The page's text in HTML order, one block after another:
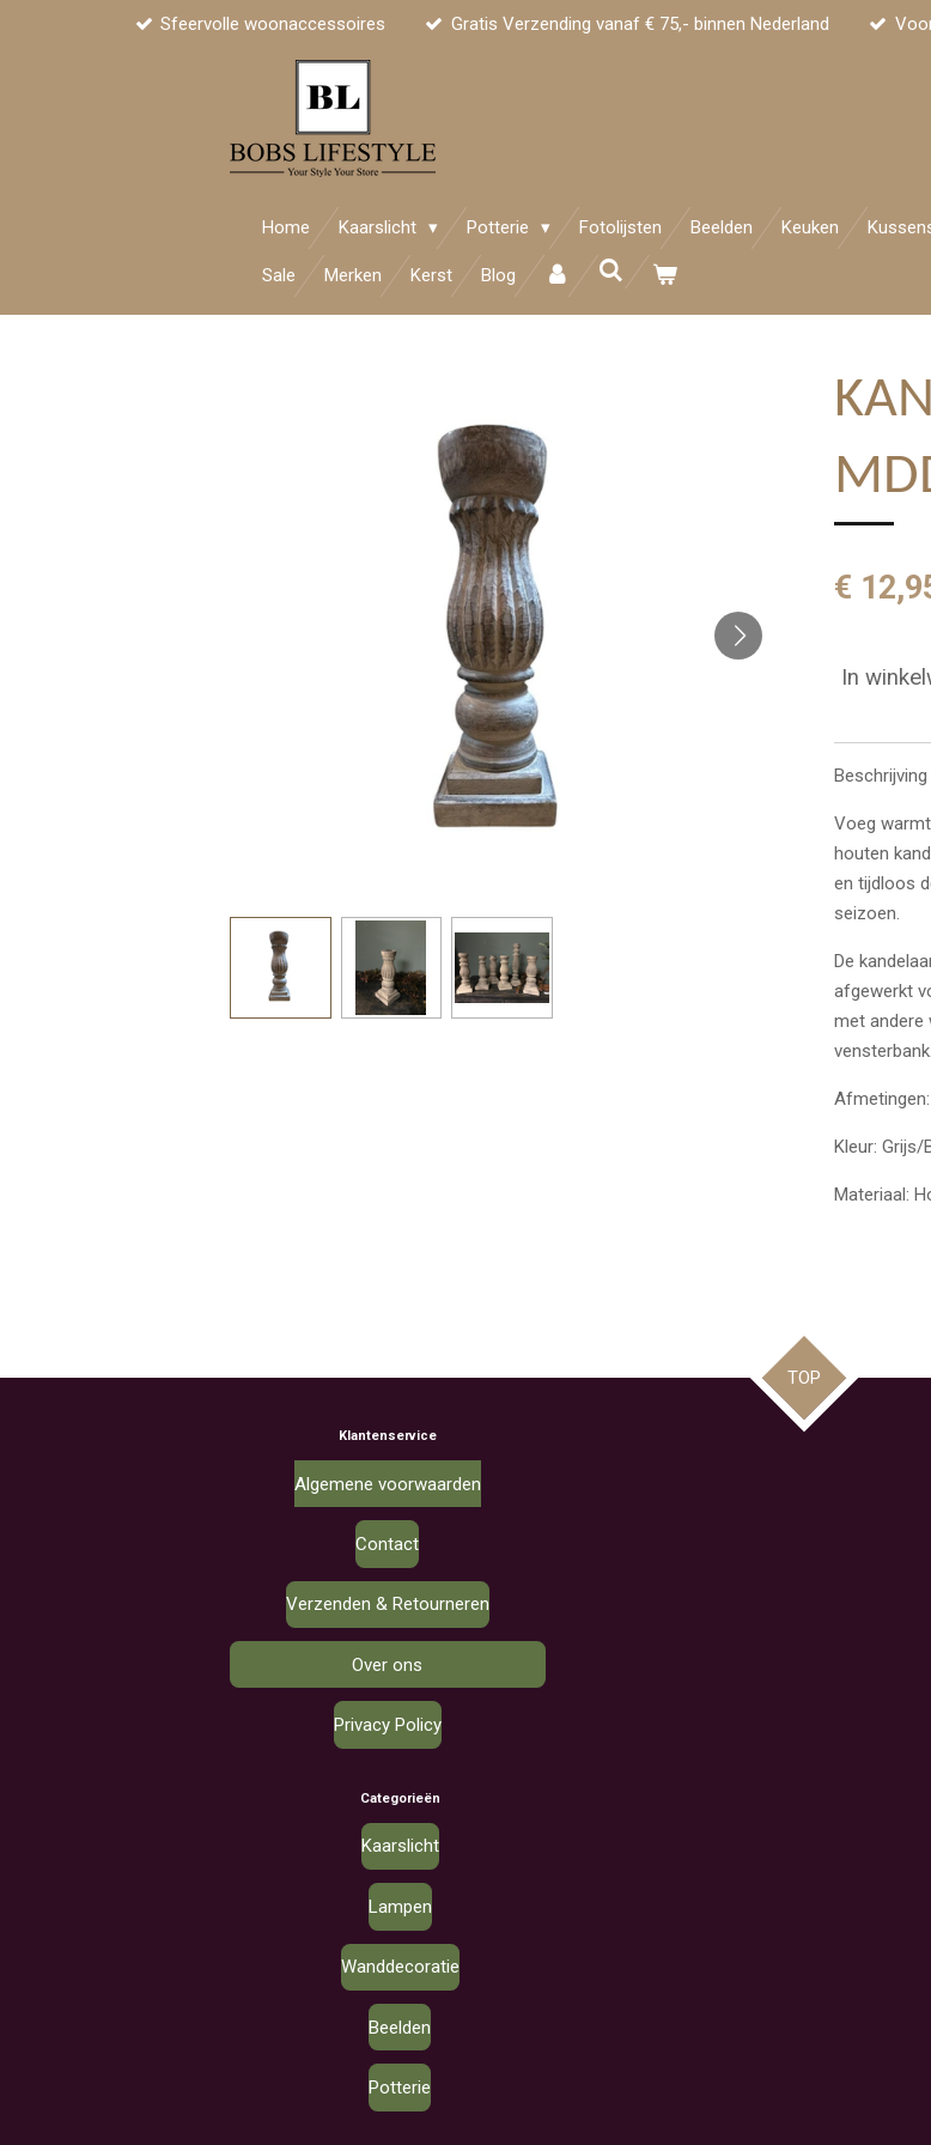
Sfeervolle woonaccessoires Gratis Verzending vanaf € 75,- binnen Nederland
Home Kaarslicht Potterie Fotolijsten Beelden Keuken
Sale Merken Kerst Blog
€
In
Beschrijving
Voeg
houten
en tijdloos
seizoen.
De
afgewerkt
met
vensterbank.
Kleur: Grijs/
Materiaal:
TOP
Klantenservice
Algemene voorwaarden
Contact
Verzenden & Retourneren
Over ons
Privacy Policy
Categorieën
Kaarslicht
Lampen
Wanddecoratie
Beelden
Potterie